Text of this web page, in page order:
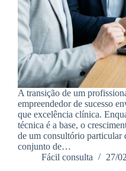
A transição de um
empreendedor de sucesso
que excelência clínica.
técnica é a base, o
de um consultório particular
conjunto de…
Fácil consulta
27/